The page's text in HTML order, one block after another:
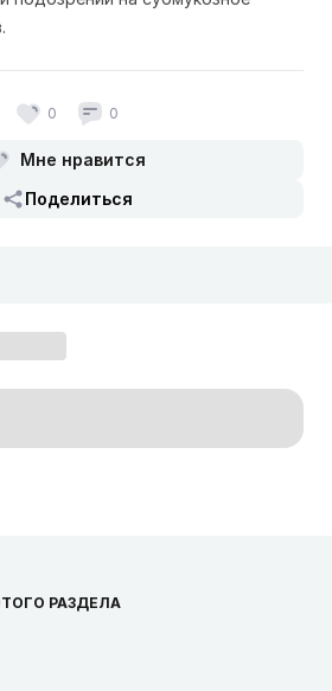
0 0
Мне нравится
Поделиться
РАЗДЕЛА